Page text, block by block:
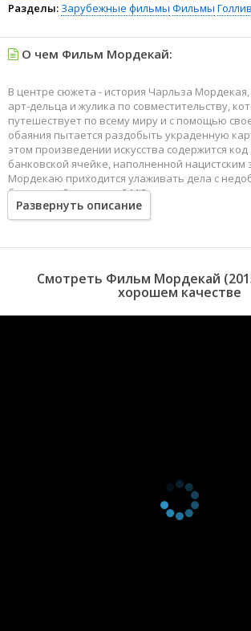
Разделы: Зарубежные фильмы Фильмы
О чем Фильм Мордекай:
В центре сюжета - история Чарльза
арт-дельца и жулика по совместительству,
путешествует по всему миру и с помощью
обаяния пытается раздобыть украденную
этом произведении искусства содержится код
банковской ячейке, наполненной нацистским
Мордекаю приходится улаживать дела с
британской разведкой Mi5, международным
своей умопомрачительно длинноногой женой.
Развернуть описание
Смотреть Фильм Мордекай
хорошем качестве